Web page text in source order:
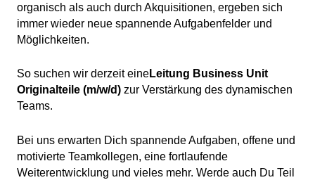
organisch als auch durch Akquisitionen, ergeben sich
immer wieder neue spannende Aufgabenfelder und
Möglichkeiten.
So suchen wir derzeit eineLeitung Business Unit
Originalteile (m/w/d) zur Verstärkung des dynamischen
Teams.
Bei uns erwarten Dich spannende Aufgaben, offene und
motivierte Teamkollegen, eine fortlaufende
Weiterentwicklung und vieles mehr. Werde auch Du Teil